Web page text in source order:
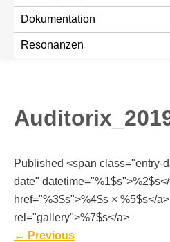
Dokumentation
Resonanzen
Published <span class="entry-
date"
href="%3$s">%4$s × %5$s</
rel="gallery">%7$s</a>
← Previous